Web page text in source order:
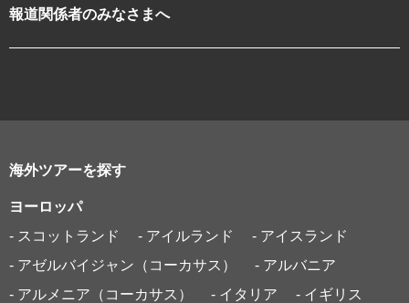
報道関係者のみなさまへ
海外ツアーを探す
ヨーロッパ
- スコットランド
- アイルランド
- アイスランド
- アゼルバイジャン（コーカサス）
- アルバニア
- アルメニア（コーカサス）
- イタリア
- イギリス